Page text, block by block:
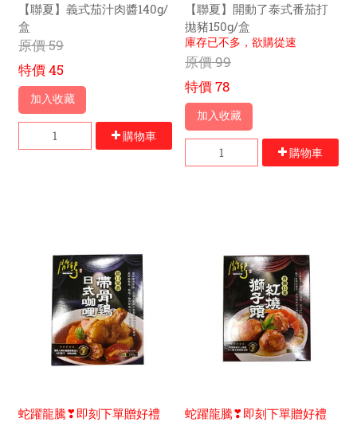
【聯夏】義式茄汁肉醬140g/
盒
原價59
特價45
加入收藏
購物車
【聯夏】開動了泰式番茄打
拋豬150g/盒
庫存已不多，欲購從速
原價99
特價78
加入收藏
購物車
蛇躍龍騰❣即刻下單贈好禮
蛇躍龍騰❣即刻下單贈好禮